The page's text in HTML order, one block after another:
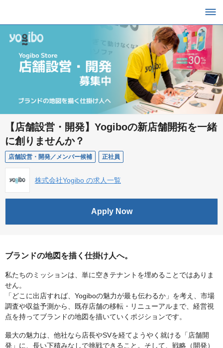
【店舗設営・開発】Yogiboの新店舗開拓を一緒
に創りませんか？
店舗設営・開発／メンバー候補 正社員
株式会社Yogibo の求人一覧
Apply Now
ブランドの地図を描く仕掛け人へ。
私たちのミッションは、単に空きテナントを埋めることではありま
せん。
「どこに出店すれば、Yogiboの魅力が最も伝わるか」を考え、市場
調査や収益予測から、既存店舗の移転・リニューアルまで、経営視
点を持ってブランドの地図を描いていくポジションです。
最大の魅力は、他社なら店長やSVを経てようやく就ける「店舗開
発」に、長い下積みなしで挑戦できること。そして、戦略（開発）